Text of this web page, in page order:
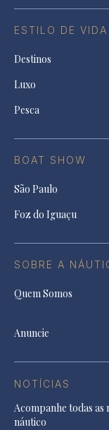
ESTILO DE VIDA
Destinos
Luxo
Pesca
BOAT SHOW
São Paulo
Foz do Iguaçu
SOBRE A
Quem Somos
Anuncie
NOTÍCIAS
Acompanhe todas
náutico